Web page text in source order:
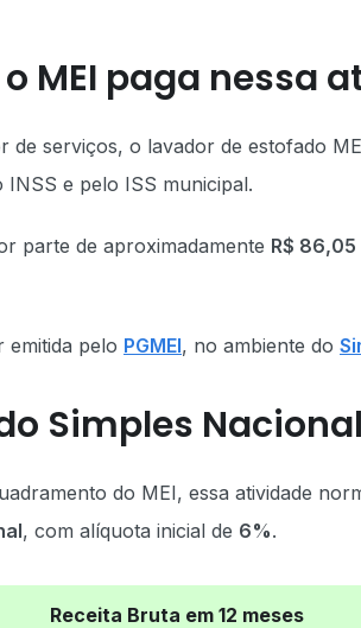
MEI paga nessa
de serviços, o lavador de estofado
e pelo ISS municipal.
parte de aproximadamente R$
emitida pelo PGMEI, no ambiente do
Simples Nacional
do MEI, essa atividade
, com alíquota inicial de 6%.
Receita Bruta em 12 meses